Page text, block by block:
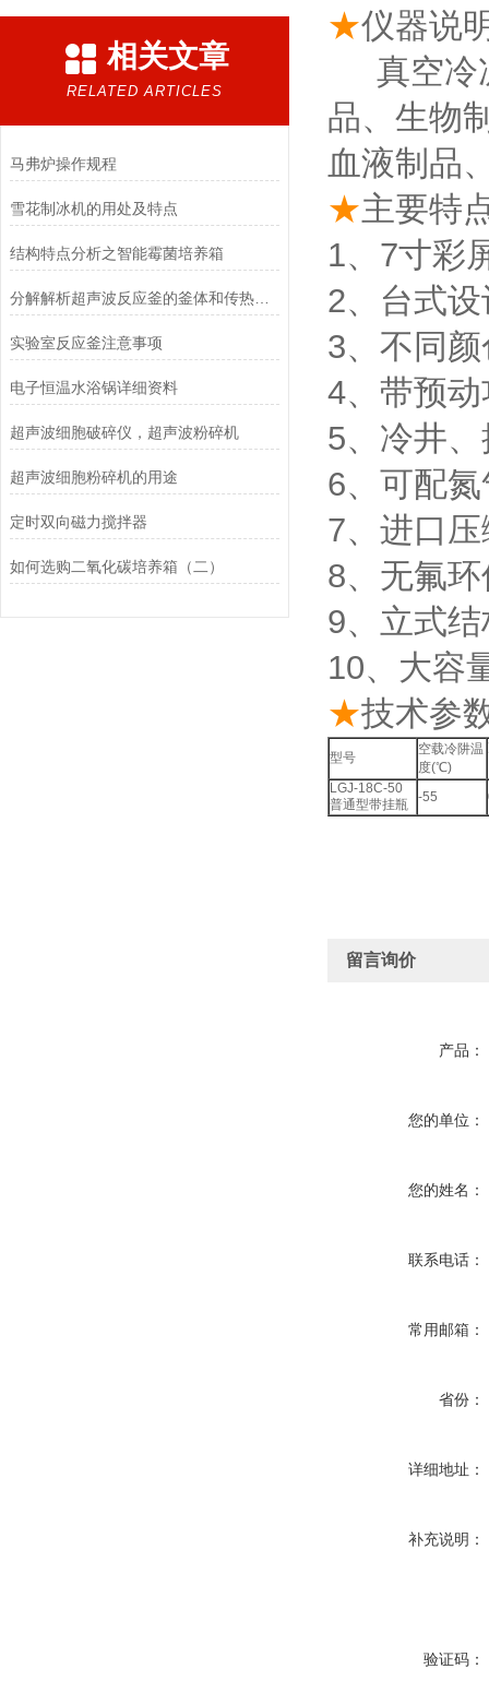
相关文章
RELATED ARTICLES
马弗炉操作规程
雪花制冰机的用处及特点
结构特点分析之智能霉菌培养箱
分解解析超声波反应釜的釜体和传热部分
实验室反应釜注意事项
电子恒温水浴锅详细资料
超声波细胞破碎仪，超声波粉碎机
超声波细胞粉碎机的用途
定时双向磁力搅拌器
如何选购二氧化碳培养箱（二）
★仪器说
真空冷
品、生物
血液制品
★主要特
1、7寸彩
2、台式
3、不同
4、带预
5、冷井
6、可配
7、进口
8、无氟
9、立式
10、大容
★技术参
型号
空载冷阱温
度(℃)
LGJ-18C-50
普通型带挂瓶
-55
留言询价
产品：
您的单位：
您的姓名：
联系电话：
常用邮箱：
省份：
详细地址：
补充说明：
验证码：